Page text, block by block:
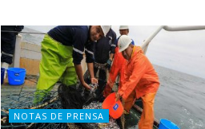
NOTAS DE PRENSA